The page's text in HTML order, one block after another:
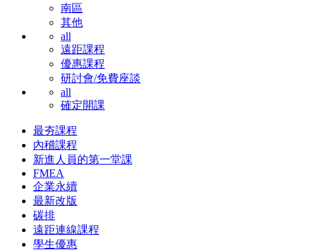
南區
其他
all
遠距課程
優惠課程
研討會/免費座談
all
確定開課
最夯課程
內稽課程
新進人員的第一堂課
FMEA
企業永續
最新改版
碳排
遠距連線課程
學生優惠